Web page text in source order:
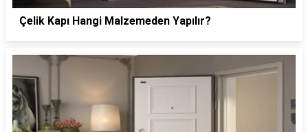
Çelik Kapı Hangi Malzemeden Yapılır?